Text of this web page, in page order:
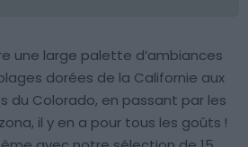
une large palette d’ambiances
dorées de la Californie aux
du Colorado, en passant par les
il y en a pour tous les goûts !